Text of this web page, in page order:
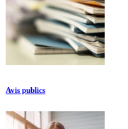
Avis publics